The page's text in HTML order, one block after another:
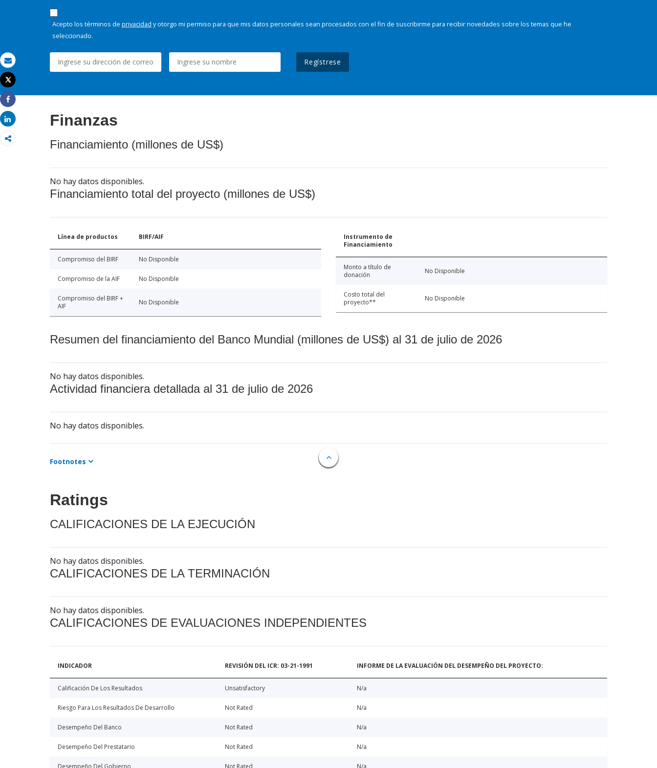
Correo electrónico
Imprimir
Tweet
Share
Share
Acepto los términos de privacidad y otorgo mi permiso para que mis datos personales sean procesados con el fin de suscribirme para recibir novedades sobre los temas que he
seleccionado.
Regístrese
Finanzas
Financiamiento (millones de US$)
No hay datos disponibles.
Financiamiento total del proyecto (millones de US$)
Línea de productos BIRF/AIF
Compromiso del BIRF No Disponible
Compromiso de la AIF No Disponible
Compromiso del BIRF +
AIF
No Disponible
Instrumento de
Financiamiento
Monto a título de
donación
No Disponible
Costo total del
proyecto**
No Disponible
Resumen del financiamiento del Banco Mundial (millones de US$) al 31 de julio de 2026
No hay datos disponibles.
Actividad financiera detallada al 31 de julio de 2026
No hay datos disponibles.
Footnotes
Ratings
CALIFICACIONES DE LA EJECUCIÓN
No hay datos disponibles.
CALIFICACIONES DE LA TERMINACIÓN
No hay datos disponibles.
CALIFICACIONES DE EVALUACIONES INDEPENDIENTES
INDICADOR REVISIÓN DEL ICR: 03-21-1991 INFORME DE LA EVALUACIÓN DEL DESEMPEÑO DEL PROYECTO:
Calificación De Los Resultados Unsatisfactory N/a
Riesgo Para Los Resultados De Desarrollo Not Rated N/a
Desempeño Del Banco Not Rated N/a
Desempeño Del Prestatario Not Rated N/a